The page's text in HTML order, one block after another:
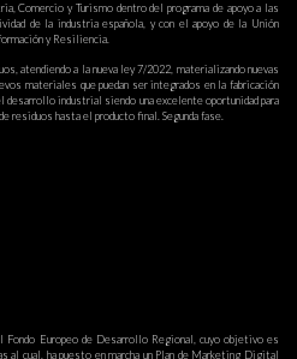
Comercio y Turismo dentro del programa de apoyo a las
de la industria española, y con el apoyo de la Unión
y Resiliencia.
atendiendo a la nueva ley 7/2022, materializando nuevas
materiales que puedan ser integrados en la fabricación
industrial siendo una excelente oportunidad para
residuos hasta el producto final. Segunda fase.
Fondo Europeo de Desarrollo Regional, cuyo objetivo es
al cual, ha puesto en marcha un Plan de Marketing Digital